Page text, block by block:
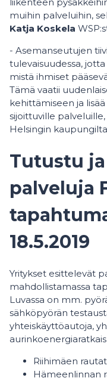
muihin palveluihin,
Katja Koskela
- Asemanseutujen
tulevaisuudessa,
mistä ihmiset
Tämä vaatii
kehittämiseen ja
sijoittuville
Helsingin
Tutustu
palveluja
18.5.2019
Yritykset esittelevät
mahdollistamassa
Luvassa on mm.
sähköpyörän
yhteiskäyttöautoja,
Riihimäen
Hämeenlinnan